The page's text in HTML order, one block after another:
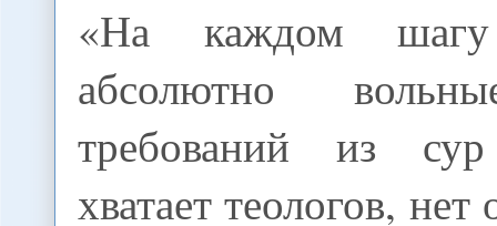
«На каждом
абсолютно
требований из
хватает теологов,